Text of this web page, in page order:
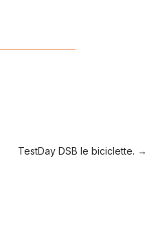
TestDay DSB le biciclette. →